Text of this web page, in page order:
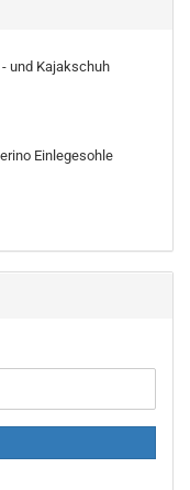
- und Kajakschuh
Einlegesohle